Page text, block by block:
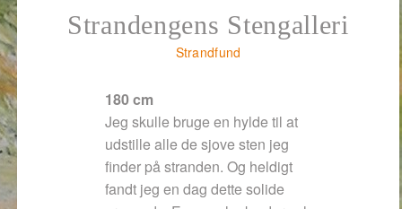
Strandengens Stengalleri
Strandfund
180 cm
Jeg skulle bruge en hylde til at
udstille alle de sjove sten jeg
finder på stranden. Og heldigt
fandt jeg en dag dette solide